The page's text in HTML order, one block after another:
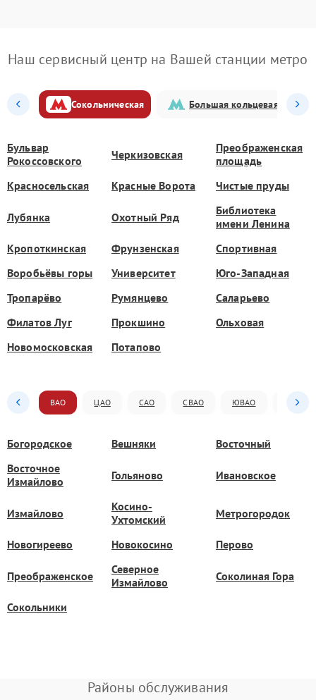
Наш сервисный центр на Вашей станции метро
Сокольническая Большая кольцевая
Бульвар
Рокоссовского
Черкизовская
Преображенская
площадь
Красносельская
Красные Ворота Чистые пруды
Лубянка Охотный Ряд
Библиотека
имени Ленина
Кропоткинская
Фрунзенская
Спортивная
Воробьёвы горы
Университет
Юго-Западная
Тропарёво
Румянцево
Саларьево
Филатов Луг
Прокшино
Ольховая
Новомосковская
Потапово
ВАО ЦАО САО СВАО ЮВАО ЮАО
Богородское Вешняки
Восточный
Восточное
Измайлово
Гольяново Ивановское
Измайлово
Косино-
Ухтомский
Метрогородок
Новогиреево Новокосино Перово
Преображенское
Северное
Измайлово
Соколиная Гора
Сокольники
Районы обслуживания